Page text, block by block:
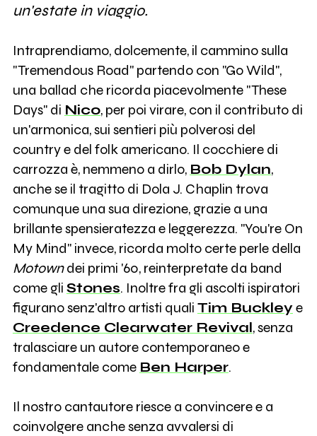
un'estate in viaggio.
Intraprendiamo, dolcemente, il cammino sulla
"Tremendous Road" partendo con "Go Wild",
una ballad che ricorda piacevolmente "These
Days" di Nico, per poi virare, con il contributo di
un'armonica, sui sentieri più polverosi del
country e del folk americano. Il cocchiere di
carrozza è, nemmeno a dirlo, Bob Dylan,
anche se il tragitto di Dola J. Chaplin trova
comunque una sua direzione, grazie a una
brillante spensieratezza e leggerezza. "You're On
My Mind" invece, ricorda molto certe perle della
Motowndei primi '60, reinterpretate da band
come gli Stones. Inoltre fra gli ascolti ispiratori
figurano senz'altro artisti quali Tim Buckleye
Creedence Clearwater Revival, senza
tralasciare un autore contemporaneo e
fondamentale come Ben Harper.
Il nostro cantautore riesce a convincere e a
coinvolgere anche senza avvalersi di